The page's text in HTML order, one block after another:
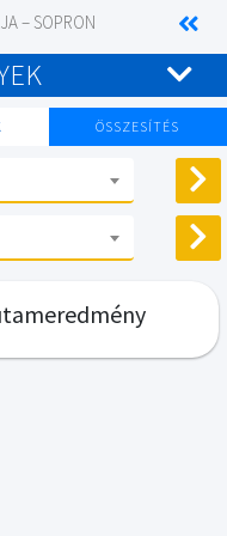
– SOPRON
ÖSSZESÍTÉS